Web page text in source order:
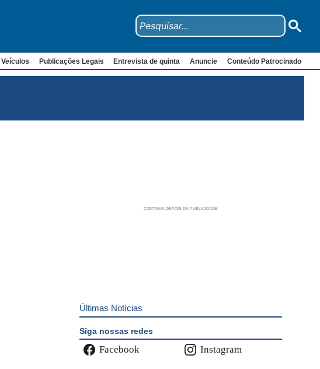
Veículos Publicações Legais Entrevista de quinta Anuncie Conteúdo Patrocinado
Últimas Notícias
Siga nossas redes
Facebook Instagram